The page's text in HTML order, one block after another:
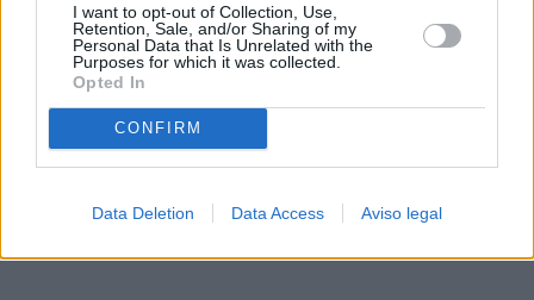
I want to opt-out of Collection, Use,
Retention, Sale, and/or Sharing of my
Personal Data that Is Unrelated with the
Purposes for which it was collected.
Opted In
CONFIRM
Data Deletion Data Access Aviso legal